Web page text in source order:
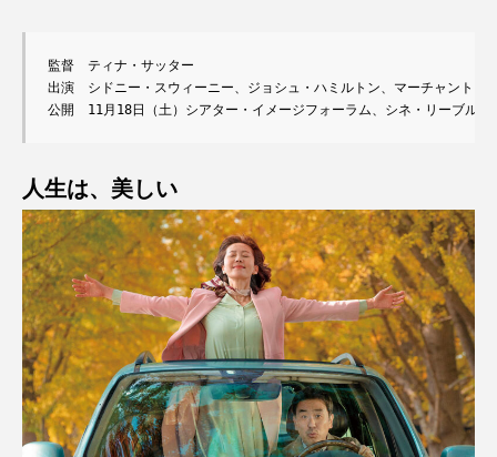
監督　ティナ・サッター
出演　シドニー・スウィーニー、ジョシュ・ハミルトン、マーチャント・
公開　11月18日（土）シアター・イメージフォーラム、シネ・リーブル池
人生は、美しい